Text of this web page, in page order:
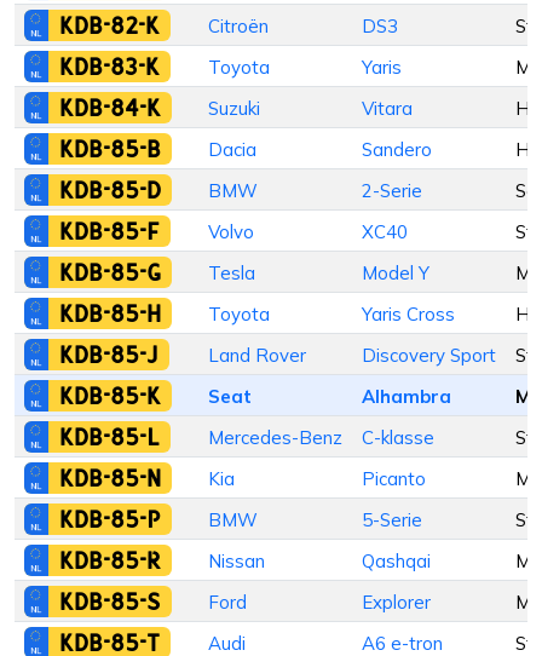
KDB-82-K Citroën DS3
KDB-83-K Toyota Yaris
KDB-84-K Suzuki Vitara
KDB-85-B Dacia Sandero
KDB-85-D BMW 2-Serie
KDB-85-F Volvo XC40
KDB-85-G Tesla Model Y
KDB-85-H Toyota Yaris Cross
KDB-85-J Land Rover Discovery Sport
KDB-85-K Seat Alhambra
KDB-85-L Mercedes-Benz C-klasse
KDB-85-N Kia Picanto
KDB-85-P BMW 5-Serie
KDB-85-R Nissan Qashqai
KDB-85-S Ford Explorer
KDB-85-T Audi A6 e-tron